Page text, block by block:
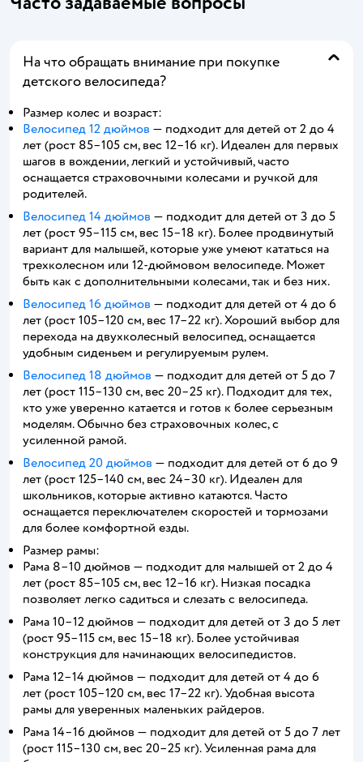
На что обращать внимание при покупке
детского велосипеда?
Размер колес и возраст:
Велосипед 12 дюймов — подходит для детей от 2 до 4
лет (рост 85–105 см, вес 12–16 кг). Идеален для первых
шагов в вождении, легкий и устойчивый, часто
оснащается страховочными колесами и ручкой для
родителей.
Велосипед 14 дюймов — подходит для детей от 3 до 5
лет (рост 95–115 см, вес 15–18 кг). Более продвинутый
вариант для малышей, которые уже умеют кататься на
трехколесном или 12-дюймовом велосипеде. Может
быть как с дополнительными колесами, так и без них.
Велосипед 16 дюймов — подходит для детей от 4 до 6
лет (рост 105–120 см, вес 17–22 кг). Хороший выбор для
перехода на двухколесный велосипед, оснащается
удобным сиденьем и регулируемым рулем.
Велосипед 18 дюймов — подходит для детей от 5 до 7
лет (рост 115–130 см, вес 20–25 кг). Подходит для тех,
кто уже уверенно катается и готов к более серьезным
моделям. Обычно без страховочных колес, с
усиленной рамой.
Велосипед 20 дюймов — подходит для детей от 6 до 9
лет (рост 125–140 см, вес 24–30 кг). Идеален для
школьников, которые активно катаются. Часто
оснащается переключателем скоростей и тормозами
для более комфортной езды.
Размер рамы:
Рама 8–10 дюймов — подходит для малышей от 2 до 4
лет (рост 85–105 см, вес 12–16 кг). Низкая посадка
позволяет легко садиться и слезать с велосипеда.
Рама 10–12 дюймов — подходит для детей от 3 до 5 лет
(рост 95–115 см, вес 15–18 кг). Более устойчивая
конструкция для начинающих велосипедистов.
Рама 12–14 дюймов — подходит для детей от 4 до 6
лет (рост 105–120 см, вес 17–22 кг). Удобная высота
рамы для уверенных маленьких райдеров.
Рама 14–16 дюймов — подходит для детей от 5 до 7 лет
(рост 115–130 см, вес 20–25 кг). Усиленная рама для